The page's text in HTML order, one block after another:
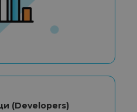
(Developers)